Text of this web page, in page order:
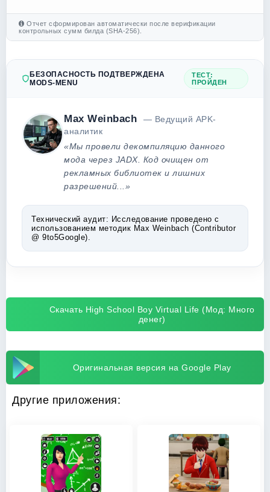
Отчет сформирован автоматически после верификации
контрольных сумм билда (SHA-256).
БЕЗОПАСНОСТЬ ПОДТВЕРЖДЕНА
MODS-MENU
ТЕСТ:
ПРОЙДЕН
Max Weinbach
— Ведущий APK-
аналитик
«Мы провели декомпиляцию данного
мода через JADX. Код очищен от
рекламных библиотек и лишних
разрешений...»
Технический аудит: Исследование проведено с
использованием методик Max Weinbach (Contributor
@ 9to5Google).
Скачать High School Boy Virtual Life (Мод: Много
денег)
Оригинальная версия на Google Play
Другие приложения: